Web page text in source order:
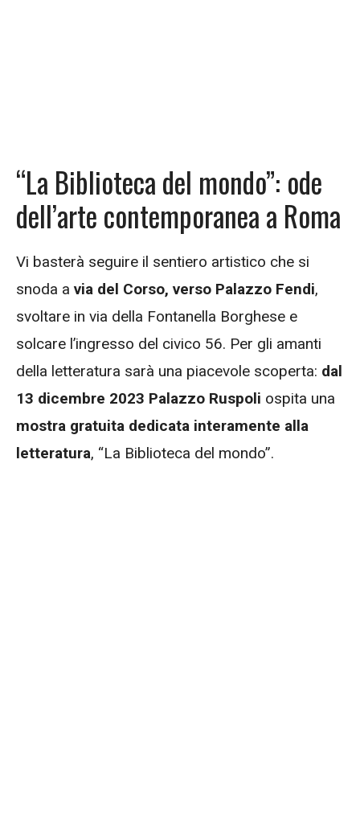
“La Biblioteca del mondo”: ode
dell’arte contemporanea a Roma
Vi basterà seguire il sentiero artistico che si
snoda a via del Corso, verso Palazzo Fendi,
svoltare in via della Fontanella Borghese e
solcare l’ingresso del civico 56. Per gli amanti
della letteratura sarà una piacevole scoperta: dal
13 dicembre 2023 Palazzo Ruspoli ospita una
mostra gratuita dedicata interamente alla
letteratura, “La Biblioteca del mondo”.